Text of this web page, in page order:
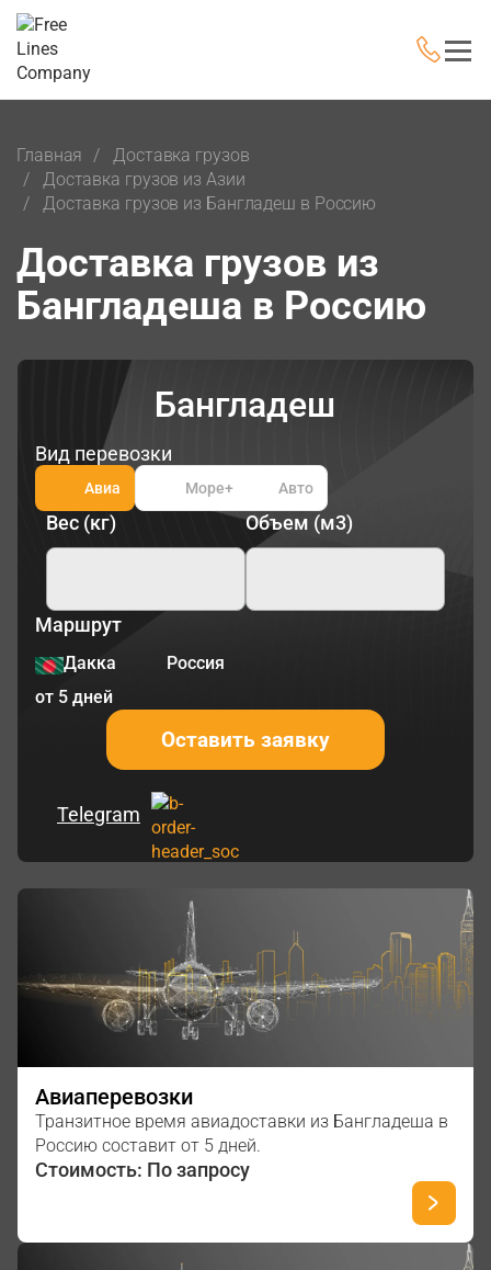
Главная
Доставка грузов
Доставка грузов из Азии
Доставка грузов из Бангладеш в Россию
Доставка грузов из
Бангладеша в Россию
Бангладеш
Вид перевозки
Авиа Море+ Авто
Вес (кг) Объем (м3)
Маршрут
Дакка
Россия
от 5 дней
Оставить заявку
Telegram
Авиаперевозки
Транзитное время авиадоставки из Бангладеша в
Россию составит от 5 дней.
Стоимость: По запросу